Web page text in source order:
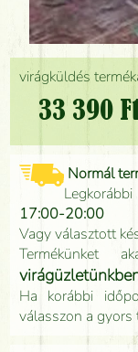
virágküldés
33 390 Ft
Normál
17:00-20:00
Vagy választott
Termékünket
Ha korábbi
válasszon a gyors